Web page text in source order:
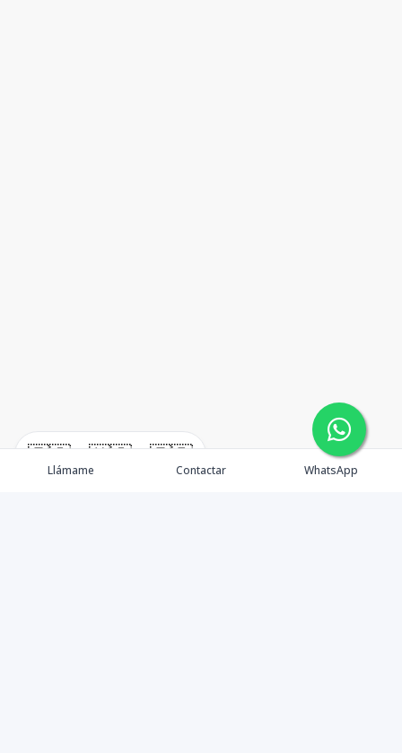
🇪🇸 🇺🇸 🇫🇷
Llámame Contactar WhatsApp